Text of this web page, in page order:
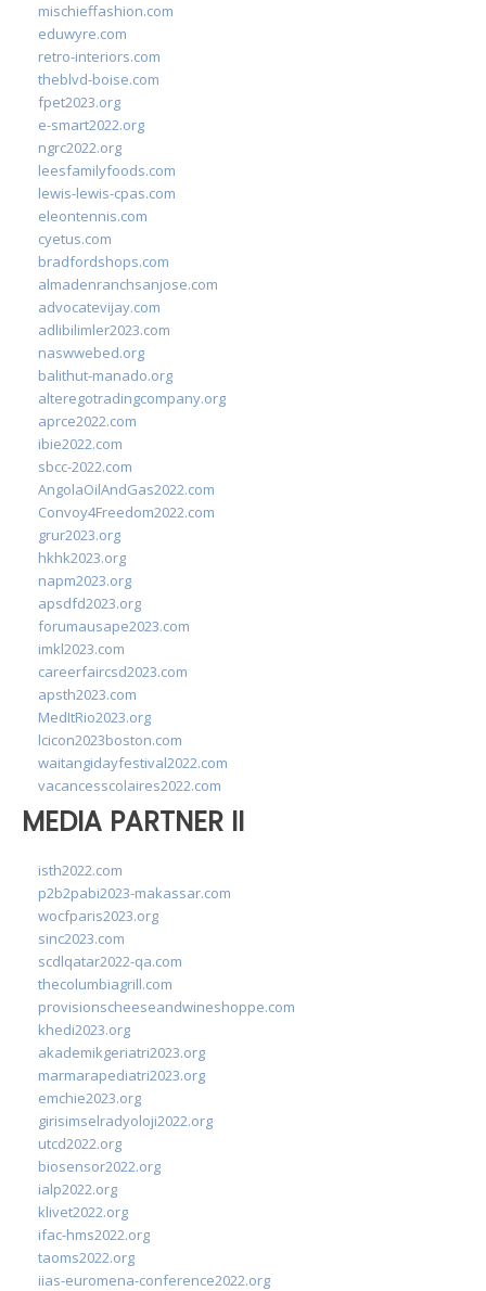
mischieffashion.com
eduwyre.com
retro-interiors.com
theblvd-boise.com
fpet2023.org
e-smart2022.org
ngrc2022.org
leesfamilyfoods.com
lewis-lewis-cpas.com
eleontennis.com
cyetus.com
bradfordshops.com
almadenranchsanjose.com
advocatevijay.com
adlibilimler2023.com
naswwebed.org
balithut-manado.org
alteregotradingcompany.org
aprce2022.com
ibie2022.com
sbcc-2022.com
AngolaOilAndGas2022.com
Convoy4Freedom2022.com
grur2023.org
hkhk2023.org
napm2023.org
apsdfd2023.org
forumausape2023.com
imkl2023.com
careerfaircsd2023.com
apsth2023.com
MedItRio2023.org
lcicon2023boston.com
waitangidayfestival2022.com
vacancesscolaires2022.com
MEDIA PARTNER II
isth2022.com
p2b2pabi2023-makassar.com
wocfparis2023.org
sinc2023.com
scdlqatar2022-qa.com
thecolumbiagrill.com
provisionscheeseandwineshoppe.com
khedi2023.org
akademikgeriatri2023.org
marmarapediatri2023.org
emchie2023.org
girisimselradyoloji2022.org
utcd2022.org
biosensor2022.org
ialp2022.org
klivet2022.org
ifac-hms2022.org
taoms2022.org
iias-euromena-conference2022.org